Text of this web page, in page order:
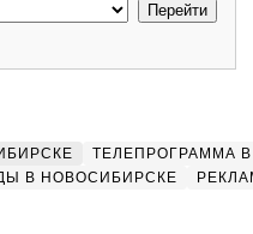
ТЕЛЕПРОГРАММА
В НОВОСИБИРСКЕ